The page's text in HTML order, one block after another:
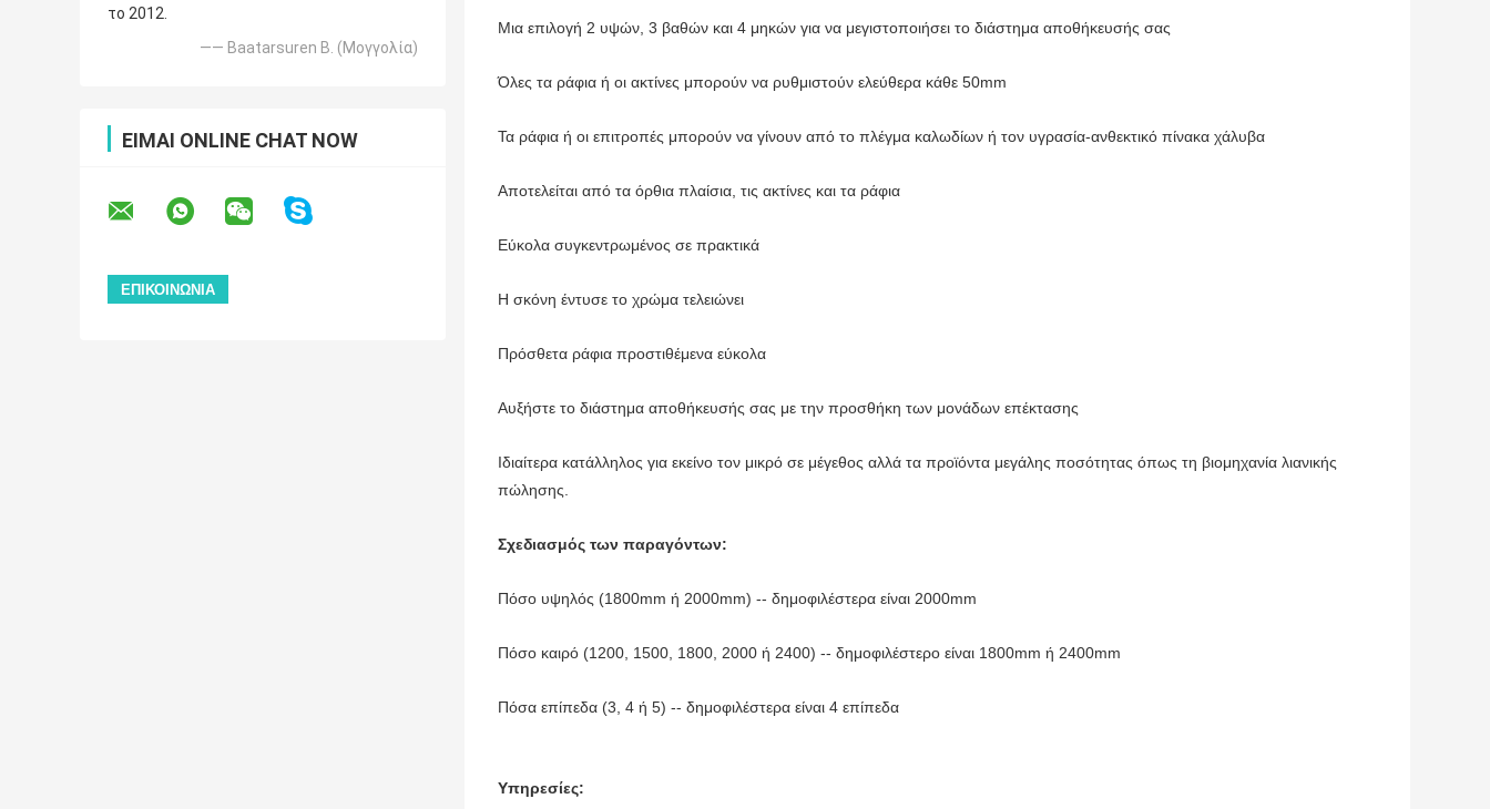
το 2012.
—— Baatarsuren Β. (Μογγολία)
ΕΊΜΑΙ ONLINE CHAT NOW
Μια επιλογή 2 υψών, 3 βαθών και 4 μηκών για να μεγιστοποιήσει το διάστημα αποθήκευσής σας
Όλες τα ράφια ή οι ακτίνες μπορούν να ρυθμιστούν ελεύθερα κάθε 50mm
Τα ράφια ή οι επιτροπές μπορούν να γίνουν από το πλέγμα καλωδίων ή τον υγρασία-ανθεκτικό πίνακα χάλυβα
Αποτελείται από τα όρθια πλαίσια, τις ακτίνες και τα ράφια
Εύκολα συγκεντρωμένος σε πρακτικά
Η σκόνη έντυσε το χρώμα τελειώνει
Πρόσθετα ράφια προστιθέμενα εύκολα
Αυξήστε το διάστημα αποθήκευσής σας με την προσθήκη των μονάδων επέκτασης
Ιδιαίτερα κατάλληλος για εκείνο τον μικρό σε μέγεθος αλλά τα προϊόντα μεγάλης ποσότητας όπως τη βιομηχανία λιανικής
πώλησης.
Σχεδιασμός των παραγόντων:
Πόσο υψηλός (1800mm ή 2000mm) -- δημοφιλέστερα είναι 2000mm
Πόσο καιρό (1200, 1500, 1800, 2000 ή 2400) -- δημοφιλέστερο είναι 1800mm ή 2400mm
Πόσα επίπεδα (3, 4 ή 5) -- δημοφιλέστερα είναι 4 επίπεδα
Υπηρεσίες: